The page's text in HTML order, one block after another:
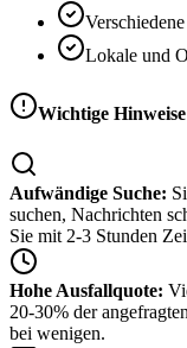
Lokale und
Wichtige
Aufwändige Suche:
suchen, Nachrichten
Sie mit 2-3 Stunden
Hohe Ausfallquote:
20-30% der
bei wenigen.